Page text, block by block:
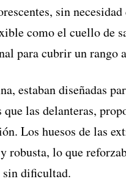
sin necesidad
como el cuello de
para cubrir un rango
estaban diseñadas
que las delanteras,
Los huesos de las
robusta, lo que
sin dificultad.